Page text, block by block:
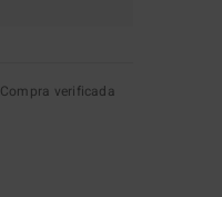
Compra verificada